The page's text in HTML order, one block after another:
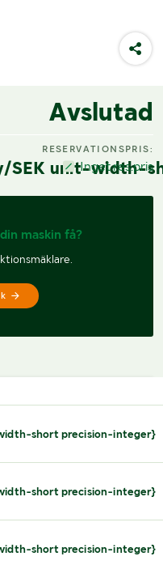
Avslutad
SEK unit-width-
RESERVATIONSPRIS:
Inget res.pris
maskin få?
short precision-integer}
short precision-integer}
short precision-integer}